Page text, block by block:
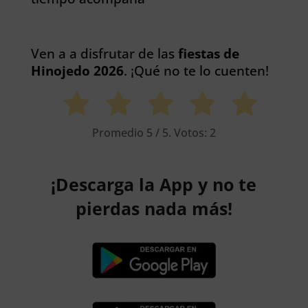
Ven a a disfrutar de las fiestas de
Hinojedo 2026. ¡Qué no te lo cuenten!
Promedio 5 / 5. Votos: 2
¡Descarga la App y no te
pierdas nada más!